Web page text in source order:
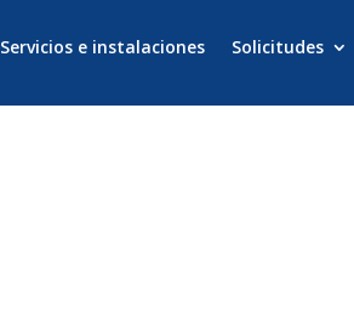
Servicios e instalaciones Solicitudes